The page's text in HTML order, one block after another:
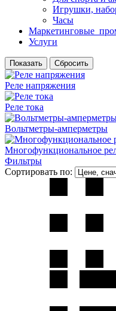
Игрушки,
Часы
Услуги
Реле напряжения
Реле тока
Вольтметры-амперметры
Многофункциональное
Фильтры
Сортировать по: